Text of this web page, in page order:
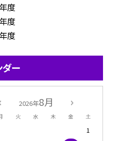
度
度
度
ー
2026年8月
火 水 木 金 土
1